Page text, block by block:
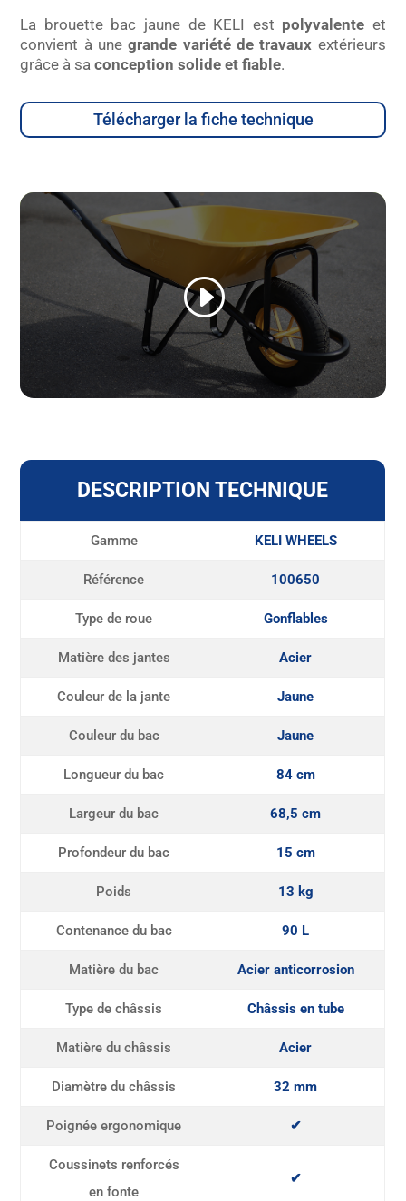
La brouette bac jaune de KELI est polyvalente et
convient à unegrande variété de travaux extérieurs
grâce à saconception solide et fiable.
Télécharger la fiche technique
DESCRIPTION TECHNIQUE
Gamme KELI WHEELS
Référence 100650
Type de roue Gonflables
Matière des jantes Acier
Couleur de la jante Jaune
Couleur du bac Jaune
Longueur du bac 84 cm
Largeur du bac 68,5 cm
Profondeur du bac 15 cm
Poids 13 kg
Contenance du bac 90 L
Matière du bac Acier anticorrosion
Type de châssis Châssis en tube
Matière du châssis Acier
Diamètre du châssis 32 mm
Poignée ergonomique ✔
Coussinets renforcés
en fonte
✔